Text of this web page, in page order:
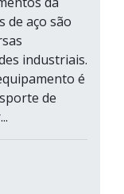
de aço são
industriais.
é
de